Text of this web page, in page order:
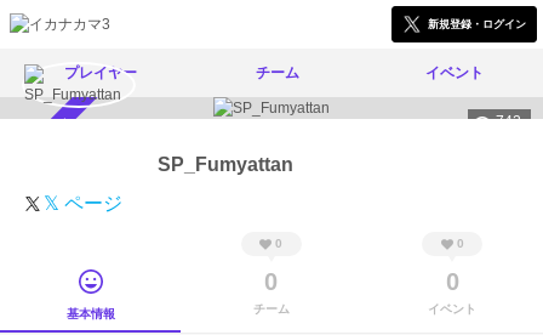
新規登録・ログイン
プレイヤー チーム イベント
742
SP_Fumyattan
𝕏 ページ
基本情報
0
0
チーム
0
0
イベント